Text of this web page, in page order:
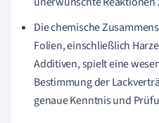
Die chemische
Folien, einschließlich
Additiven, spielt eine
Bestimmung der
genaue Kenntnis und